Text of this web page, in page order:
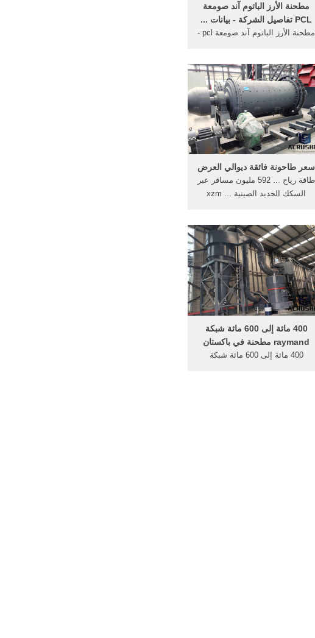
مطحنة الأرز الباتوم آند صومعة
PCL تفاصيل الشركة - بيانات ...
مطحنة الأرز الباتوم آند صومعة pcl -
سعر طاحونة فائقة ديوالي العرض
طاقة رياح ... 592 مليون مسافر عبر
السكك الحديد الصينية ... xzm
400 مائة إلى 600 مائة شبكة
raymand مطحنة في باكستان
400 مائة إلى 600 مائة شبكة